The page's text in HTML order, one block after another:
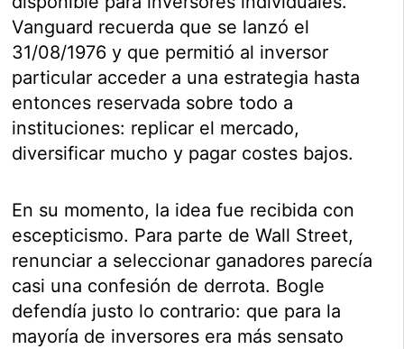
Vanguard recuerda que se lanzó el
31/08/1976 y que permitió al inversor
particular acceder a una estrategia hasta
entonces reservada sobre todo a
instituciones: replicar el mercado,
diversificar mucho y pagar costes bajos.
En su momento, la idea fue recibida con
escepticismo. Para parte de Wall Street,
renunciar a seleccionar ganadores parecía
casi una confesión de derrota. Bogle
defendía justo lo contrario: que para la
mayoría de inversores era más sensato